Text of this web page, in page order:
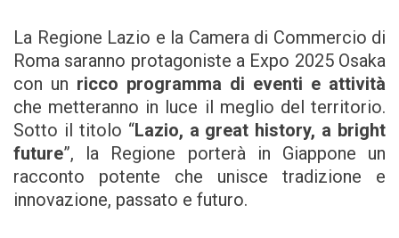
La Regione Lazio e la Camera di Commercio di
Roma saranno protagoniste a Expo 2025 Osaka
con un ricco programma di eventi e attività
che metteranno in luce il meglio del territorio.
Sotto il titolo “Lazio, a great history, a bright
future”, la Regione porterà in Giappone un
racconto potente che unisce tradizione e
innovazione, passato e futuro.